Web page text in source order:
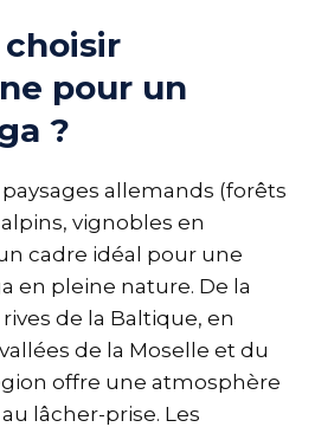
pour un
?
allemands (forêts
vignobles en
cadre idéal pour une
en pleine nature. De la
de la Baltique, en
de la Moselle et du
offre une atmosphère
lâcher-prise. Les